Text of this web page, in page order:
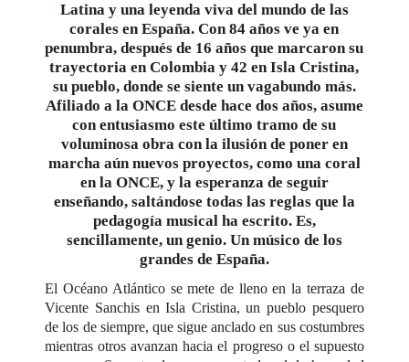
Latina y una leyenda viva del mundo de las
corales en España. Con 84 años ve ya en
penumbra, después de 16 años que marcaron su
trayectoria en Colombia y 42 en Isla Cristina,
su pueblo, donde se siente un vagabundo más.
Afiliado a la ONCE desde hace dos años, asume
con entusiasmo este último tramo de su
voluminosa obra con la ilusión de poner en
marcha aún nuevos proyectos, como una coral
en la ONCE, y la esperanza de seguir
enseñando, saltándose todas las reglas que la
pedagogía musical ha escrito. Es,
sencillamente, un genio. Un músico de los
grandes de España.
El Océano Atlántico se mete de lleno en la terraza de
Vicente Sanchis en Isla Cristina, un pueblo pesquero
de los de siempre, que sigue anclado en sus costumbres
mientras otros avanzan hacia el progreso o el supuesto